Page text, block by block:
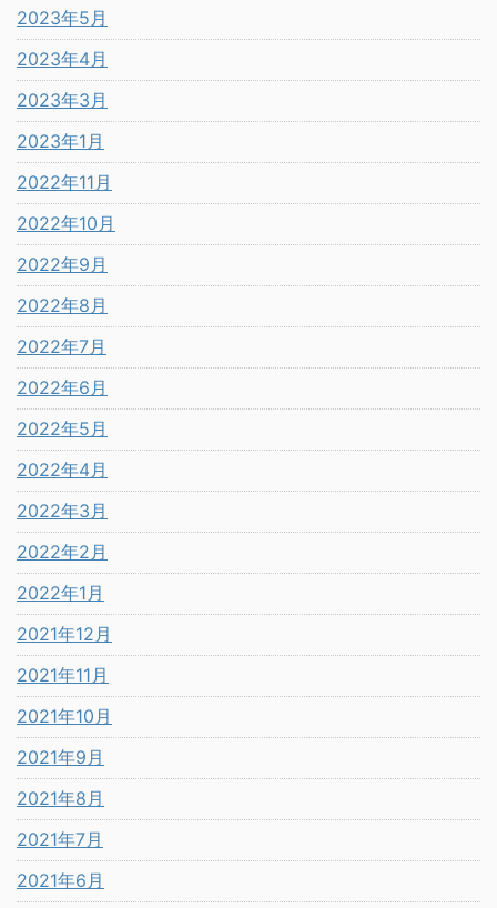
2023年5月
2023年4月
2023年3月
2023年1月
2022年11月
2022年10月
2022年9月
2022年8月
2022年7月
2022年6月
2022年5月
2022年4月
2022年3月
2022年2月
2022年1月
2021年12月
2021年11月
2021年10月
2021年9月
2021年8月
2021年7月
2021年6月